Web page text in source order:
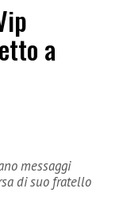
a
messaggi
di suo fratello